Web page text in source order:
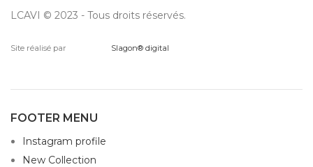
LCAVI © 2023 - Tous droits réservés.
Site réalisé par Slagon® digital
FOOTER MENU
Instagram profile
New Collection